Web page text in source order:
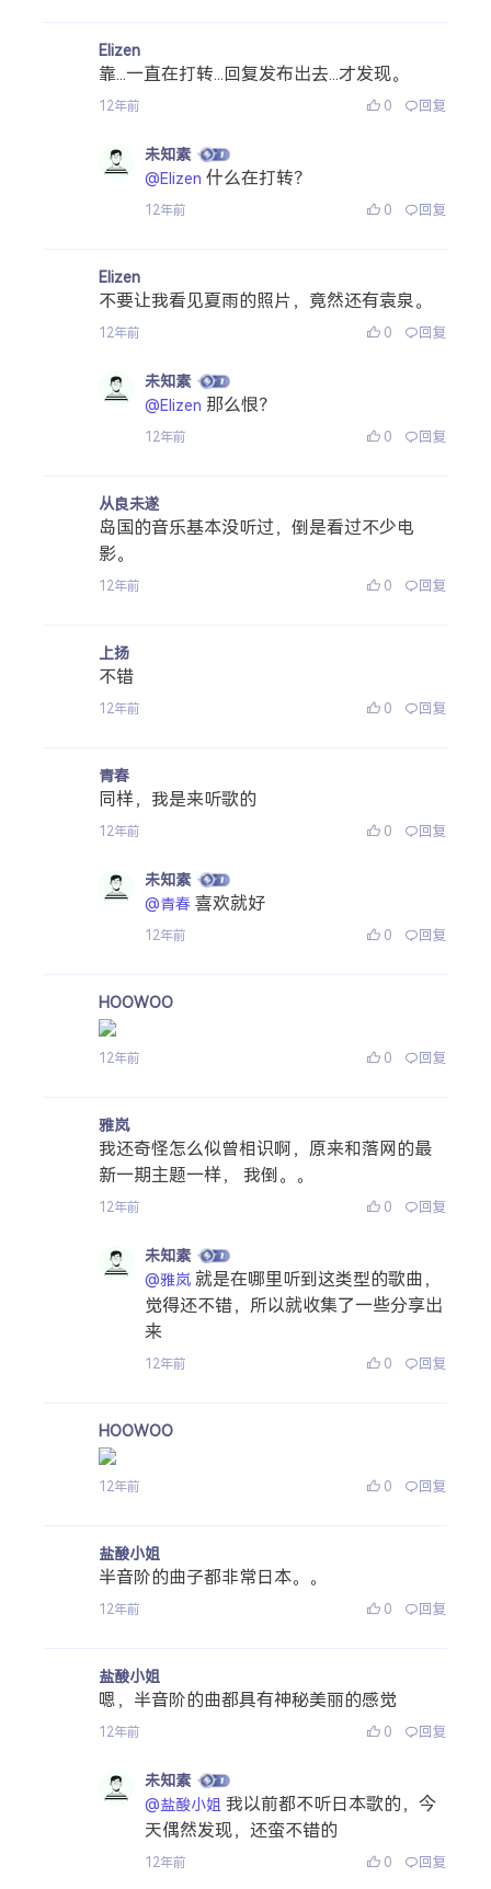
Elizen
靠...一直在打转...回复发布出去...才发现。
12年前 0 回复
未知素
@Elizen 什么在打转？
12年前 0 回复
Elizen
不要让我看见夏雨的照片，竟然还有袁泉。
12年前 0 回复
未知素
@Elizen 那么恨？
12年前 0 回复
从良未遂
岛国的音乐基本没听过，倒是看过不少电
影。
12年前 0 回复
上扬
不错
12年前 0 回复
青春
同样，我是来听歌的
12年前 0 回复
未知素
@青春 喜欢就好
12年前 0 回复
HOOWOO
12年前 0 回复
雅岚
我还奇怪怎么似曾相识啊，原来和落网的最
新一期主题一样， 我倒。。
12年前 0 回复
未知素
@雅岚 就是在哪里听到这类型的歌曲，
觉得还不错，所以就收集了一些分享出
来
12年前 0 回复
HOOWOO
12年前 0 回复
盐酸小姐
半音阶的曲子都非常日本。。
12年前 0 回复
盐酸小姐
嗯，半音阶的曲都具有神秘美丽的感觉
12年前 0 回复
未知素
@盐酸小姐 我以前都不听日本歌的，今
天偶然发现，还蛮不错的
12年前 0 回复